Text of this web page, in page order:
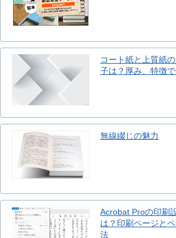
コート紙と上質紙
子は？厚み、特徴
無線綴じの魅力
Acrobat Proの印刷
は？印刷ページと
法